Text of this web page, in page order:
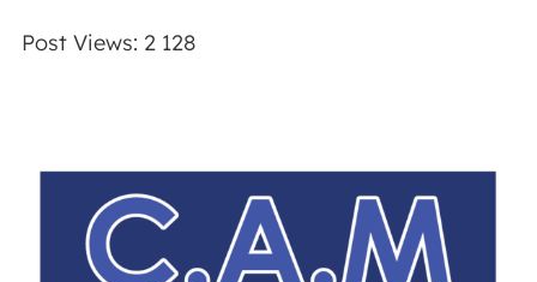
Post Views: 2 128